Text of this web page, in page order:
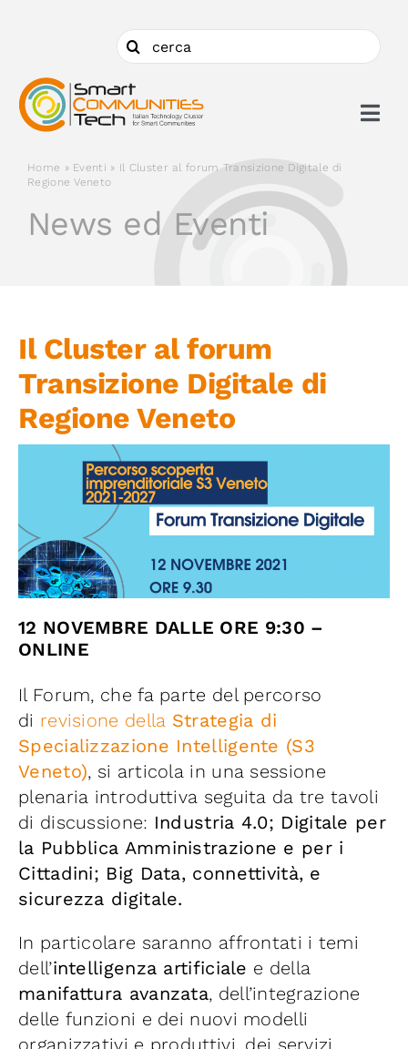
Cerca
per:
Chi siamo
Cosa facciamo
Ambiti
Iniziative
News ed Eventi
Contatti
Piattaforma First
Piattaforma SmartCommunities
Home » Eventi » Il Cluster al forum Transizione Digitale di
Regione Veneto
News ed Eventi
Il Cluster al forum
Transizione Digitale di
Regione Veneto
12 NOVEMBRE DALLE ORE 9:30 –
ONLINE
Il Forum, che fa parte del percorso
di revisione della Strategia di
Specializzazione Intelligente (S3
Veneto), si articola in una sessione
plenaria introduttiva seguita da tre tavoli
di discussione: Industria 4.0; Digitale per
la Pubblica Amministrazione e per i
Cittadini; Big Data, connettività, e
sicurezza digitale.
In particolare saranno affrontati i temi
dell’intelligenza artificiale e della
manifattura avanzata, dell’integrazione
delle funzioni e dei nuovi modelli